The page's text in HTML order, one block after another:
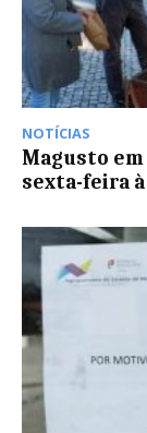
NOTÍCIAS
Magusto em
sexta-feira